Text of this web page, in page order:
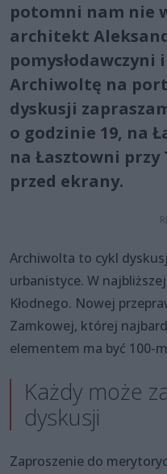
potomni nam nie
architekt
pomysłodawczyni
Archiwoltę na
dyskusji
o godzinie 19, na
na Łasztowni przy
przed ekrany.
Archiwolta to cykl
urbanistyce. W
Kłodnego. Nowej
Zamkowej, której
elementem ma być 100-
Każdy może
dyskusji
Zaproszenie do